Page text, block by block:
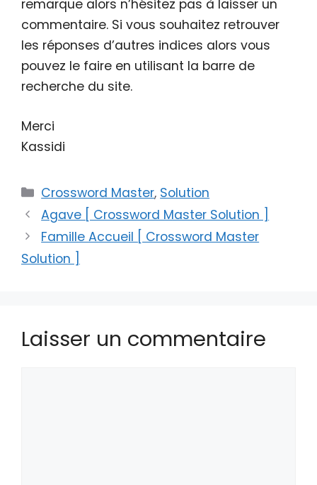
remarque alors n’hésitez pas à laisser un
commentaire. Si vous souhaitez retrouver
les réponses d’autres indices alors vous
pouvez le faire en utilisant la barre de
recherche du site.
Merci
Kassidi
Catégories
Crossword Master, Solution
Agave [ Crossword Master Solution ]
Famille Accueil [ Crossword Master
Solution ]
Laisser un commentaire